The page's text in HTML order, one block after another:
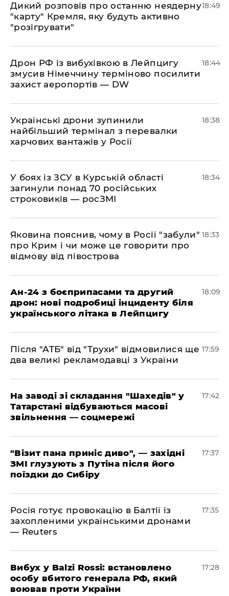
​Дикий розповів про останню неядерну
"карту" Кремля, яку будуть активно
"розігрувати"
18:49
​Дрон РФ із вибухівкою в Лейпцигу
змусив Німеччину терміново посилити
захист аеропортів — DW
18:44
​Українські дрони зупинили
найбільший термінал з перевалки
харчових вантажів у Росії
18:38
​У боях із ЗСУ в Курській області
загинули понад 70 російських
строковиків — росЗМІ
18:34
​Яковина пояснив, чому в Росії "забули"
про Крим і чи може це говорити про
відмову від півострова
18:33
​Ан-24 з боєприпасами та другий
дрон: нові подробиці інциденту біля
українського літака в Лейпцигу
18:09
​Після "АТБ" від "Трухи" відмовилися ще
два великі рекламодавці з України
17:59
​На заводі зі складання "Шахедів" у
Татарстані відбуваються масові
звільнення — соцмережі
17:42
"Візит пана приніс диво", — західні
ЗМІ глузують з Путіна після його
поїздки до Сибіру
17:37
Росія готує провокацію в Балтії із
захопленими українськими дронами
— Reuters
17:35
​Вибух у Balzi Rossi: встановлено
особу вбитого генерала РФ, який
воював проти України
17:28